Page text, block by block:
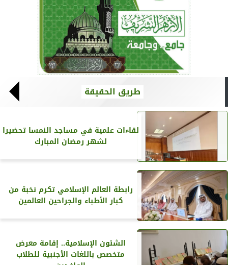
طريق الحقيقة
لقاءات علمية في مساجد النمسا تحضيرا
لشهر رمضان المبارك
رابطة العالم الإسلامي تكرم نخبة من
كبار الأطباء والجراحين العالمين
الشئون الإسلامية.. إقامة معرض
متخصص باللغات الأجنبية للطلاب